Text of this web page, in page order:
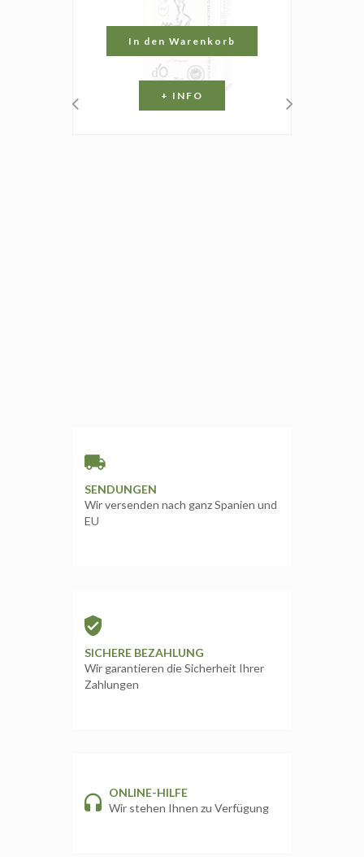
In den Warenkorb
+ INFO
SENDUNGEN
Wir versenden nach ganz Spanien und
EU
SICHERE BEZAHLUNG
Wir garantieren die Sicherheit Ihrer
Zahlungen
ONLINE-HILFE
Wir stehen Ihnen zu Verfügung